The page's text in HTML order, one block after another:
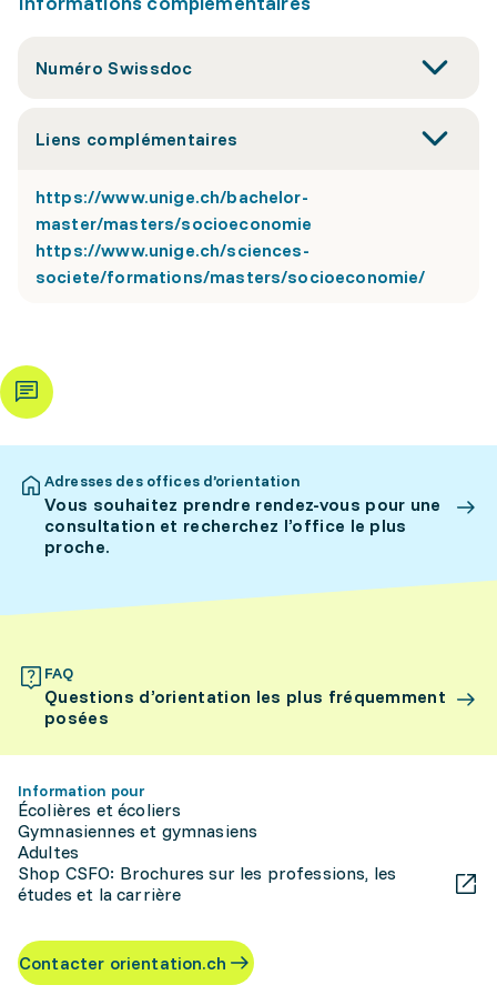
Numéro Swissdoc
Liens complémentaires
https://www.unige.ch/bachelor-
master/masters/socioeconomie
https://www.unige.ch/sciences-
societe/formations/masters/socioeconomie/
Adresses des offices d’orientation
Vous souhaitez prendre rendez-vous pour une
consultation et recherchez l’office le plus
proche.
FAQ
Questions d’orientation les plus fréquemment
posées
Information pour
Écolières et écoliers
Gymnasiennes et gymnasiens
Adultes
Shop CSFO: Brochures sur les professions, les
études et la carrière
Contacter orientation.ch